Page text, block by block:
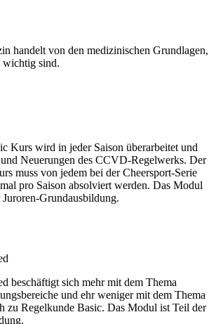
handelt von den medizinischen Grundlagen,
wichtig sind.
Kurs wird in jeder Saison überarbeitet und
Neuerungen des CCVD-Regelwerks. Der
muss von jedem bei der Cheersport-Serie
pro Saison absolviert werden. Das Modul
Grundausbildung.
beschäftigt sich mehr mit dem Thema
und ehr weniger mit dem Thema
zu Regelkunde Basic. Das Modul ist Teil der